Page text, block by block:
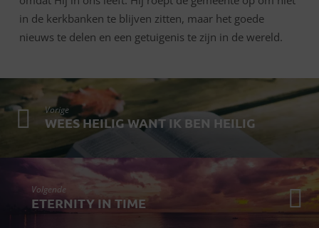
in de kerkbanken te blijven zitten, maar het goede
nieuws te delen en een getuigenis te zijn in de wereld.
Vorige
WEES HEILIG WANT IK BEN HEILIG
Volgende
ETERNITY IN TIME